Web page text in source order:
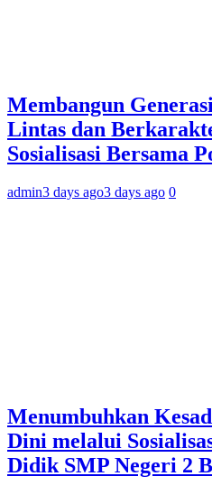
Membangun
Lintas dan
Sosialisasi Bersama
admin3 days ago3 days ago 0
Menumbuhkan
Dini melalui
Didik SMP Negeri 2